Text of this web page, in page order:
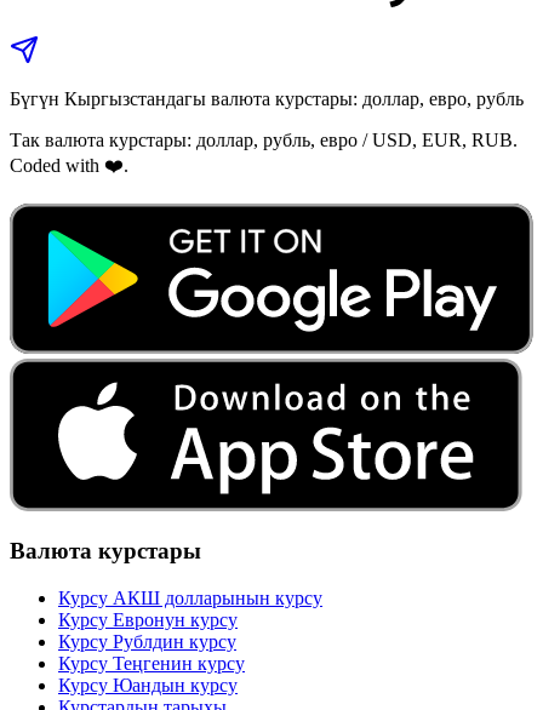
Бүгүн Кыргызстандагы валюта курстары: доллар, евро, рубль
Так валюта курстары: доллар, рубль, евро / USD, EUR, RUB.
Coded with ❤️.
Валюта курстары
Курсу АКШ долларынын курсу
Курсу Евронун курсу
Курсу Рублдин курсу
Курсу Теңгенин курсу
Курсу Юандын курсу